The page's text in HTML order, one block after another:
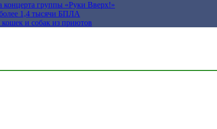
концерта группы «Руки Вверх!»
1,4 тысячи БПЛА
и собак из приютов